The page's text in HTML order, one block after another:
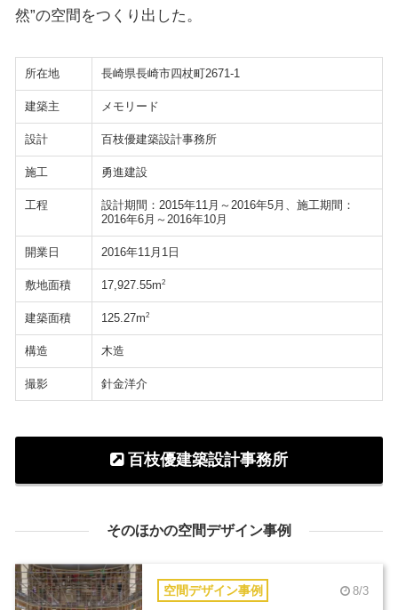
然”の空間をつくり出した。
所在地 長崎県長崎市四杖町2671-1
建築主 メモリード
設計 百枝優建築設計事務所
施工 勇進建設
工程
設計期間：2015年11月～2016年5月、施工期間：
2016年6月～2016年10月
開業日 2016年11月1日
敷地面積 17,927.55m2
建築面積 125.27m2
構造 木造
撮影 針金洋介
百枝優建築設計事務所
そのほかの空間デザイン事例
空間デザイン事例 8/3